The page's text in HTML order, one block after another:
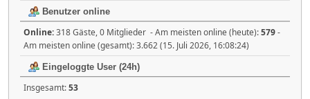
Benutzer online
Online:318 Gäste, 0 Mitglieder - Am meisten online (heute):579-
Am meisten online (gesamt): 3.662 (15. Juli 2026, 16:08:24)
Eingeloggte User (24h)
Insgesamt:53